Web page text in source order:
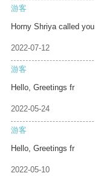
游客
Horny Shriya called you
2022-07-12
游客
Hello, Greetings fr
2022-05-24
游客
Hello, Greetings fr
2022-05-10